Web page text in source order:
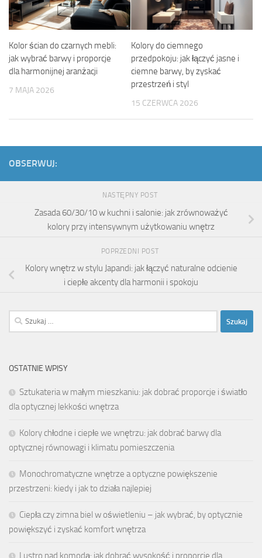
Kolor ścian do czarnych mebli:
jak wybrać barwy i proporcje
dla harmonijnej aranżacji
7 MAJA 2026
Kolory do ciemnego
przedpokoju: jak łączyć jasne i
ciemne barwy, by zyskać
przestrzeń i styl
15 CZERWCA 2026
OBSERWUJ:
NASTĘPNY POST
Zasada 60/30/10 w kuchni i salonie: jak zrównoważyć
kolory przy intensywnym użytkowaniu wnętrz
POPRZEDNI POST
Kolory wnętrz w stylu Japandi: jak łączyć naturalne odcienie
i ciepłe akcenty dla harmonii i spokoju
Szukaj:
OSTATNIE WPISY
Sztukateria w małym mieszkaniu: jak dobrać proporcje i światło
dla optycznej lekkości wnętrza
Kolory chłodne i ciepłe we wnętrzu: jak dobrać barwy dla
optycznej równowagi i klimatu pomieszczenia
Monochromatyczne wnętrze a optyczne powiększenie
przestrzeni: kiedy i jak to działa najlepiej
Ciepła czy zimna biel w oświetleniu – jak wybrać, by optycznie
powiększyć i zyskać komfort wnętrza
Lustro nad komodą: jak dobrać wysokość i proporcje dla